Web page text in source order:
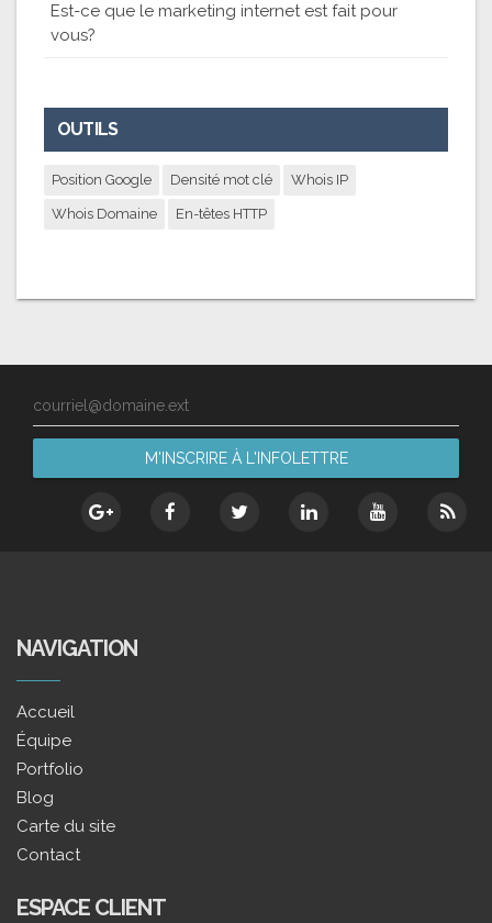
Est-ce que le marketing internet est fait pour
vous?
OUTILS
Position Google Densité mot clé Whois IP
Whois Domaine En-têtes HTTP
courriel@domaine.ext
NAVIGATION
Accueil
Équipe
Portfolio
Blog
Carte du site
Contact
ESPACE CLIENT